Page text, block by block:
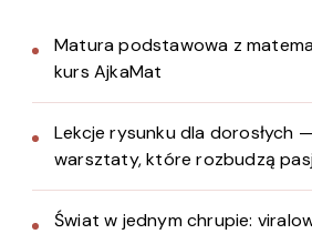
Matura podstawowa z
kurs AjkaMat
Lekcje rysunku dla dorosłych
warsztaty, które rozbudzą
Świat w jednym chrupie: